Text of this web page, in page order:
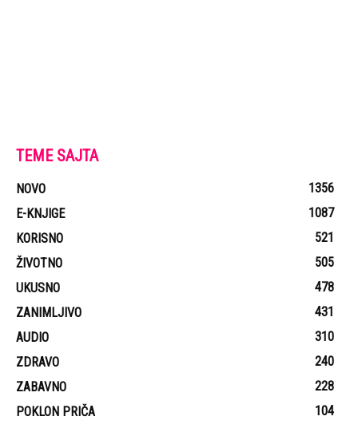
TEME SAJTA
NOVO
1356
E-KNJIGE
1087
KORISNO
521
ŽIVOTNO
505
UKUSNO
478
ZANIMLJIVO
431
AUDIO
310
ZDRAVO
240
ZABAVNO
228
POKLON PRIČA
104